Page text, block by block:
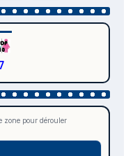
pour dérouler